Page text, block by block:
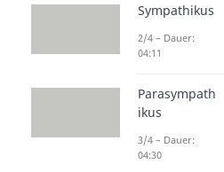
Hirnlappen
Sympathikus
2/4 – Dauer:
04:11
Parasympath
ikus
3/4 – Dauer:
04:30